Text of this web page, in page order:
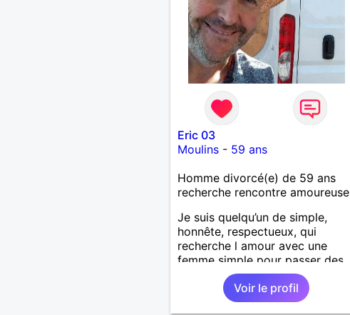
Eric 03
Moulins- 59 ans
Homme divorcé(e) de 59 ans
recherche rencontre amoureuse
Je suis quelqu’un de simple,
honnête, respectueux, qui
recherche l amour avec une
femme simple pour passer des
moments agréables :discuter,
voyager, visiter d’autres pays
sans prise de tête.
Voir le profil